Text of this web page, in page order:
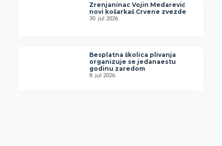
Zrenjaninac Vojin Medarević
novi košarkaš Crvene zvezde
30. jul 2026.
Besplatna školica plivanja
organizuje se jedanaestu
godinu zaredom
8. jul 2026.